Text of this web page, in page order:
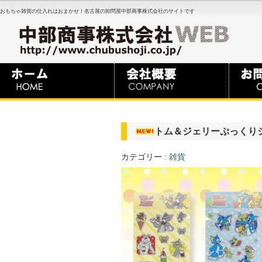
おもちゃ雑貨の仕入れはおまかせ！名古屋の卸問屋中部商事株式会社のサイトです
トム＆ジェリーぷっくり
カテゴリー : 雑貨